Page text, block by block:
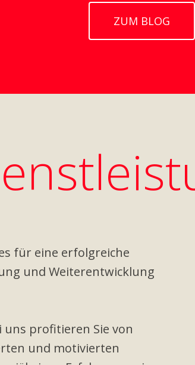
ZUM BLOG
für eine erfolgreiche
und Weiterentwicklung
profitieren Sie von
und motivierten